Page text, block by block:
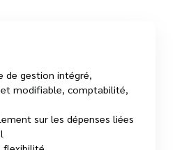
de gestion intégré
modifiable comptabilité
sur les dépenses liées